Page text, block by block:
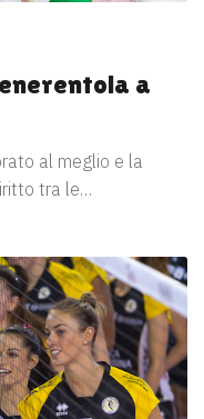
a
al meglio e la
tra le…